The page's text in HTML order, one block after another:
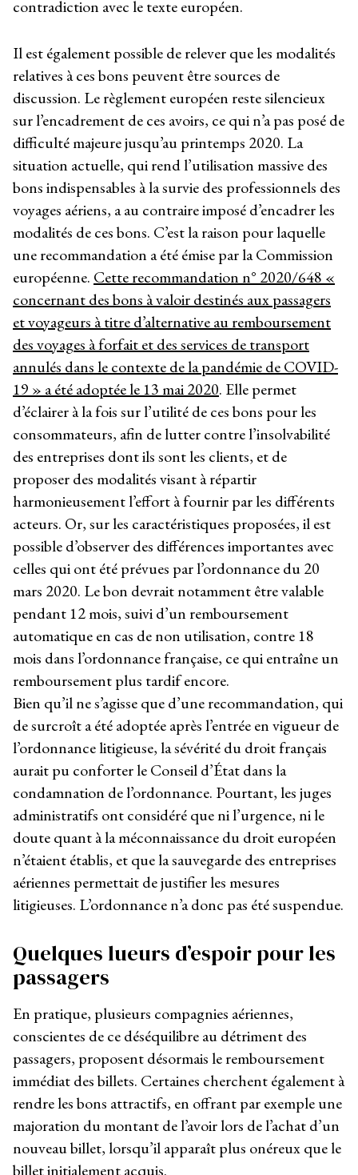
contradiction avec le texte européen.
Il est également possible de relever que les modalités
relatives à ces bons peuvent être sources de
discussion. Le règlement européen reste silencieux
sur l’encadrement de ces avoirs, ce qui n’a pas posé de
difficulté majeure jusqu’au printemps 2020. La
situation actuelle, qui rend l’utilisation massive des
bons indispensables à la survie des professionnels des
voyages aériens, a au contraire imposé d’encadrer les
modalités de ces bons. C’est la raison pour laquelle
une recommandation a été émise par la Commission
européenne. Cette recommandation n° 2020/648 «
concernant des bons à valoir destinés aux passagers
et voyageurs à titre d’alternative au remboursement
des voyages à forfait et des services de transport
annulés dans le contexte de la pandémie de COVID-
19 » a été adoptée le 13 mai 2020. Elle permet
d’éclairer à la fois sur l’utilité de ces bons pour les
consommateurs, afin de lutter contre l’insolvabilité
des entreprises dont ils sont les clients, et de
proposer des modalités visant à répartir
harmonieusement l’effort à fournir par les différents
acteurs. Or, sur les caractéristiques proposées, il est
possible d’observer des différences importantes avec
celles qui ont été prévues par l’ordonnance du 20
mars 2020. Le bon devrait notamment être valable
pendant 12 mois, suivi d’un remboursement
automatique en cas de non utilisation, contre 18
mois dans l’ordonnance française, ce qui entraîne un
remboursement plus tardif encore.
Bien qu’il ne s’agisse que d’une recommandation, qui
de surcroît a été adoptée après l’entrée en vigueur de
l’ordonnance litigieuse, la sévérité du droit français
aurait pu conforter le Conseil d’État dans la
condamnation de l’ordonnance. Pourtant, les juges
administratifs ont considéré que ni l’urgence, ni le
doute quant à la méconnaissance du droit européen
n’étaient établis, et que la sauvegarde des entreprises
aériennes permettait de justifier les mesures
litigieuses. L’ordonnance n’a donc pas été suspendue.
Quelques lueurs d’espoir pour les
passagers
En pratique, plusieurs compagnies aériennes,
conscientes de ce déséquilibre au détriment des
passagers, proposent désormais le remboursement
immédiat des billets. Certaines cherchent également à
rendre les bons attractifs, en offrant par exemple une
majoration du montant de l’avoir lors de l’achat d’un
nouveau billet, lorsqu’il apparaît plus onéreux que le
billet initialement acquis.